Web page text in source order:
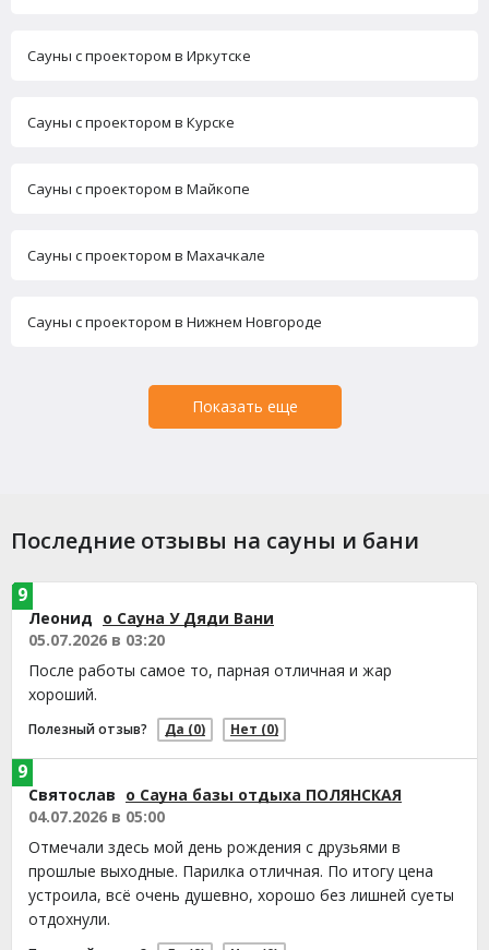
Сауны с проектором в Иркутске
Сауны с проектором в Курске
Сауны с проектором в Майкопе
Сауны с проектором в Махачкале
Сауны с проектором в Нижнем Новгороде
Показать еще
Последние отзывы на сауны и бани
Леонид о Сауна У Дяди Вани
05.07.2026 в 03:20
После работы самое то, парная отличная и жар
хороший.
Полезный отзыв? Да (0) Нет (0)
9
Святослав о Сауна базы отдыха ПОЛЯНСКАЯ
04.07.2026 в 05:00
Отмечали здесь мой день рождения с друзьями в
прошлые выходные. Парилка отличная. По итогу цена
устроила, всё очень душевно, хорошо без лишней суеты
отдохнули.
9